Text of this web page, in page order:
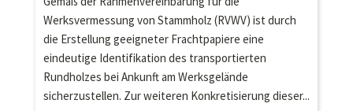
Werksvermessung von Stammholz (RVWV) ist durch
die Erstellung geeigneter Frachtpapiere eine
eindeutige Identifikation des transportierten
Rundholzes bei Ankunft am Werksgelände
sicherzustellen. Zur weiteren Konkretisierung dieser...